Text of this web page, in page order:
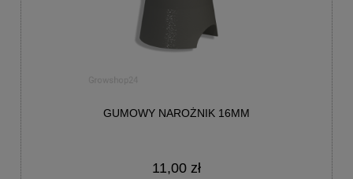
GUMOWY NAROŻNIK 16MM
11,00 zł